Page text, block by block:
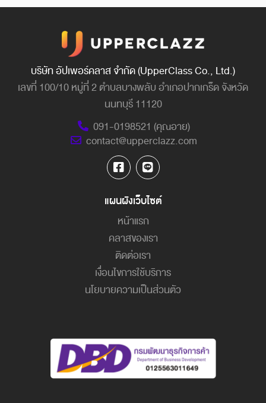
บริษัท อัปเพอร์คลาส จำกัด (UpperClass Co., Ltd.)
เลขที่ 100/10 หมู่ที่ 2 ตำบลบางพลับ อำเภอปากเกร็ด จังหวัด
นนทบุรี 11120
091-0198521 (คุณอาย)
contact@upperclazz.com
แผนผังเว็บไซต์
หน้าแรก
คลาสของเรา
ติดต่อเรา
เงื่อนไขการใช้บริการ
นโยบายความเป็นส่วนตัว